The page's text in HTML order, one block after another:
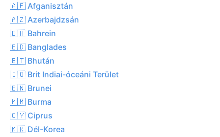
🇦🇫 Afganisztán
🇦🇿 Azerbajdzsán
🇧🇭 Bahrein
🇧🇩 Banglades
🇧🇹 Bhután
🇮🇴 Brit Indiai-óceáni Terület
🇧🇳 Brunei
🇲🇲 Burma
🇨🇾 Ciprus
🇰🇷 Dél-Korea